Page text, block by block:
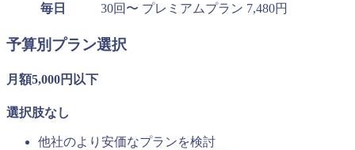
毎日
30回〜 プレミアムプラン 7,480円
予算別プラン選択
月額5,000円以下
選択肢なし
他社のより安価なプランを検討